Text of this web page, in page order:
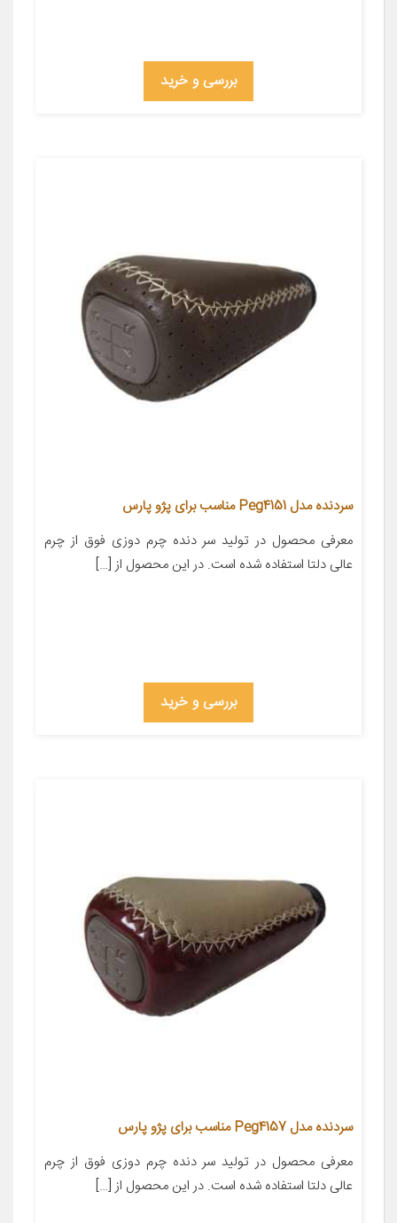
بررسی و خرید
سردنده مدل Peg4151 مناسب برای پژو پارس
معرفی محصول در تولید سر دنده چرم دوزی فوق از چرم
عالی دلتا استفاده شده است. در این محصول از […]
بررسی و خرید
سردنده مدل Peg4157 مناسب برای پژو پارس
معرفی محصول در تولید سر دنده چرم دوزی فوق از چرم
عالی دلتا استفاده شده است. در این محصول از […]